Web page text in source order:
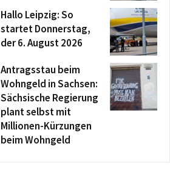
Hallo Leipzig: So
startet Donnerstag,
der 6. August 2026
Antragsstau beim
Wohngeld in Sachsen:
Sächsische Regierung
plant selbst mit
Millionen-Kürzungen
beim Wohngeld